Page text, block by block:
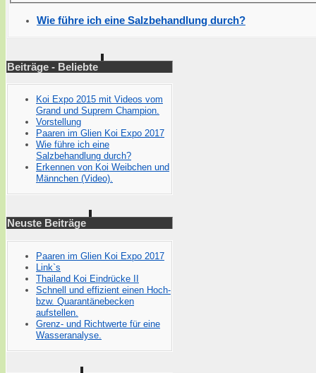
Wie führe ich eine Salzbehandlung durch?
Beiträge - Beliebte
Koi Expo 2015 mit Videos vom
Grand und Suprem Champion.
Vorstellung
Paaren im Glien Koi Expo 2017
Wie führe ich eine
Salzbehandlung durch?
Erkennen von Koi Weibchen und
Männchen (Video).
Neuste Beiträge
Paaren im Glien Koi Expo 2017
Link`s
Thailand Koi Eindrücke II
Schnell und effizient einen Hoch-
bzw. Quarantänebecken
aufstellen.
Grenz- und Richtwerte für eine
Wasseranalyse.